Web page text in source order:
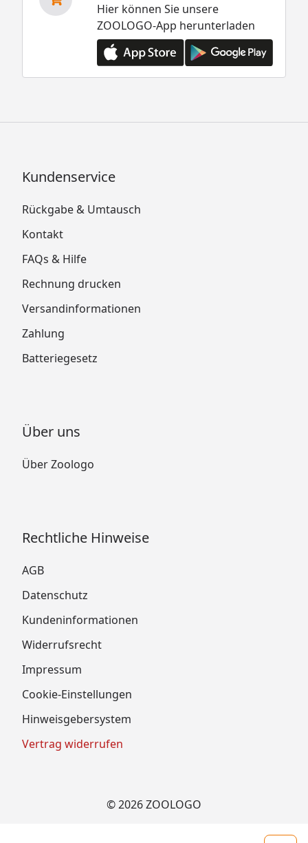
Hier können Sie unsere
ZOOLOGO-App herunterladen
Kundenservice
Rückgabe & Umtausch
Kontakt
FAQs & Hilfe
Rechnung drucken
Versandinformationen
Zahlung
Batteriegesetz
Über uns
Über Zoologo
Rechtliche Hinweise
AGB
Datenschutz
Kundeninformationen
Widerrufsrecht
Impressum
Cookie-Einstellungen
Hinweisgebersystem
Vertrag widerrufen
© 2026 ZOOLOGO